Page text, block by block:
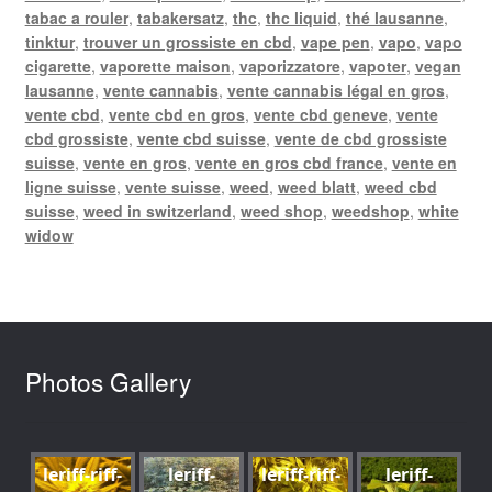
tabac a rouler, tabakersatz, thc, thc liquid, thé lausanne,
tinktur, trouver un grossiste en cbd, vape pen, vapo, vapo
cigarette, vaporette maison, vaporizzatore, vapoter, vegan
lausanne, vente cannabis, vente cannabis légal en gros,
vente cbd, vente cbd en gros, vente cbd geneve, vente
cbd grossiste, vente cbd suisse, vente de cbd grossiste
suisse, vente en gros, vente en gros cbd france, vente en
ligne suisse, vente suisse, weed, weed blatt, weed cbd
suisse, weed in switzerland, weed shop, weedshop, white
widow
Photos Gallery
leriff-riff-
leriff-
leriff-riff-
leriff-